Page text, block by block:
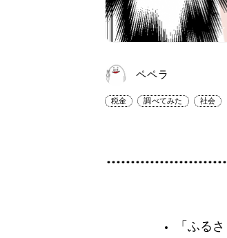
ペペラ
税金 調べてみた 社会
「ふる